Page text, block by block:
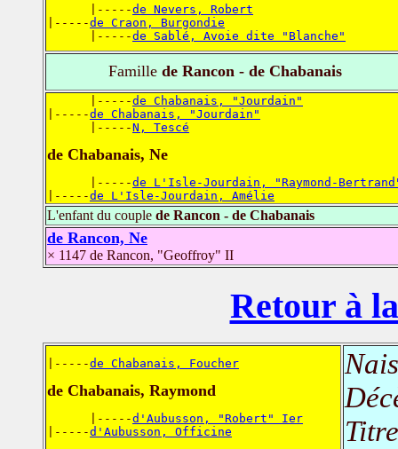
      |-----
de Nevers, Robert
|-----de Craon, Burgondie
      |-----
de Sablé, Avoie dite "Blanche"
Famillede Rancon - de Chabanais
      |-----
de Chabanais, "Jourdain"
|-----de Chabanais, "Jourdain"
      |-----
N, Tescé
de Chabanais, Ne
      |-----
de L'Isle-Jourdain, "Raymond-
|-----de L'Isle-Jourdain, Amélie
L'enfant du couple de Rancon - de Chabanais
de Rancon, Ne
× 1147 de Rancon, "Geoffroy" II
Retour à
|-----de Chabanais, Foucher
de Chabanais, Raymond
      |-----
d'Aubusson, "Robert" Ier
|-----d'Aubusson, Officine